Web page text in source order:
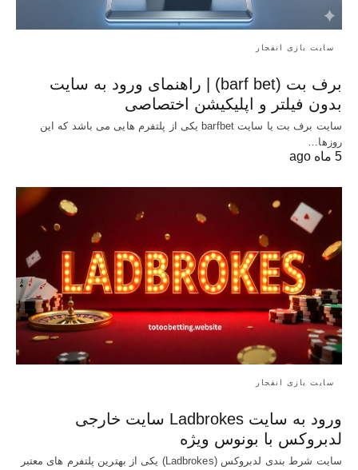
سایت بازی انفجار
برف بت (barf bet) | راهنمای ورود به سایت
بدون فیلتر و اپلیکیشن اختصاصی
سایت برف بت یا سایت barfbet یکی از پلتفرم‌ هایی می باشد که این
روزها…
5 ماه ago
سایت بازی انفجار
ورود به سایت Ladbrokes سایت خارجی
لدبروکس با بونوس ویژه
سایت شرط بندی لدبروکس (Ladbrokes) یکی از بهترین پلتفرم های معتبر